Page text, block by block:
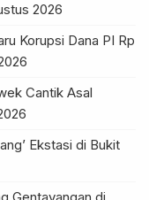
2026
Korupsi Dana PI Rp
Cantik Asal
Ekstasi di Bukit